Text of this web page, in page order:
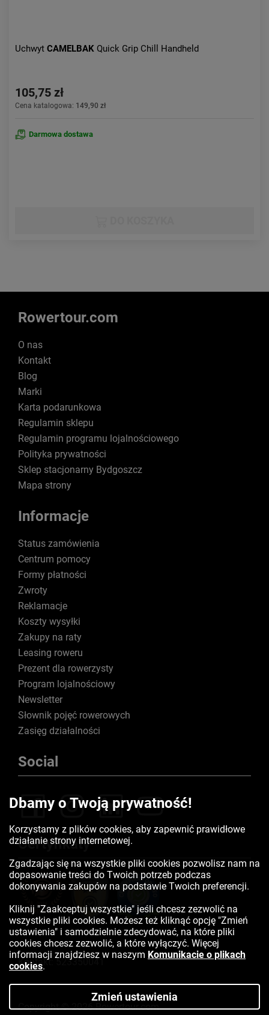
Uchwyt CAMELBAK Quick Grip Chill Handheld
105,75 zł
Cena katalogowa: 149,90 zł
Darmowa dostawa
Rowertour.com
O nas
Kontakt
Blog
Marki
Karta podarunkowa
Regulamin sklepu
Regulamin programu lojalnościowego
Polityka prywatności
Sklep stacjonarny Bydgoszcz
Mapa strony
Informacje
Status zamówienia
Centrum pomocy
Formy płatności
Zwroty
Reklamacje
Koszty wysyłki
Zakupy na raty
Leasing roweru
Prezent dla rowerzysty
Program lojalnościowy
Newsletter
Słownik pojęć rowerowych
Zasięg działalności
Social
Certyfikaty
Kontakt:523350041
Copyright © 2026 Rowertour.com
Dbamy o Twoją prywatność!
Korzystamy z plików cookies, aby zapewnić prawidłowe
działanie strony internetowej.
Zgadzając się na wszystkie pliki cookies pozwolisz nam na
dopasowanie treści do Twoich potrzeb podczas
dokonywania zakupów na podstawie Twoich preferencji.
Kliknij "Zaakceptuj wszystkie" jeśli chcesz zezwolić na
wszystkie pliki cookies. Możesz też kliknąć opcję "Zmień
ustawienia" i samodzielnie zdecydować, na które pliki
cookies chcesz zezwolić, a które wyłączyć. Więcej
informacji znajdziesz w naszym Komunikacie o plikach
cookies.
Zmień ustawienia